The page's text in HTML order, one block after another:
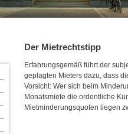
Der Mietrechtstipp
Erfahrungsgemäß führt der
geplagten Mieters dazu, dass
Vorsicht: Wer sich beim
Monatsmiete die ordentliche
Mietminderungsquoten liegen